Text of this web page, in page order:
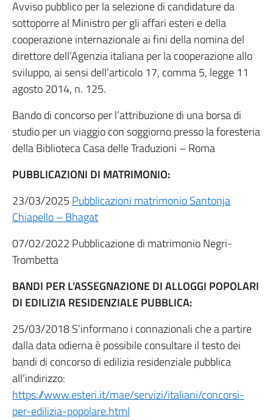
Avviso pubblico per la selezione di candidature da
sottoporre al Ministro per gli affari esteri e della
cooperazione internazionale ai fini della nomina del
direttore dell’Agenzia italiana per la cooperazione allo
sviluppo, ai sensi dell’articolo 17, comma 5, legge 11
agosto 2014, n. 125.
Bando di concorso per l’attribuzione di una borsa di
studio per un viaggio con soggiorno presso la foresteria
della Biblioteca Casa delle Traduzioni – Roma
PUBBLICAZIONI DI MATRIMONIO:
23/03/2025 Pubblicazioni matrimonio Santonja
Chiapello – Bhagat
07/02/2022 Pubblicazione di matrimonio Negri-
Trombetta
BANDI PER L’ASSEGNAZIONE DI ALLOGGI POPOLARI
DI EDILIZIA RESIDENZIALE PUBBLICA:
25/03/2018 S’informano i connazionali che a partire
dalla data odierna è possibile consultare il testo dei
bandi di concorso di edilizia residenziale pubblica
all’indirizzo:
https://www.esteri.it/mae/servizi/italiani/concorsi-
per-edilizia-popolare.html